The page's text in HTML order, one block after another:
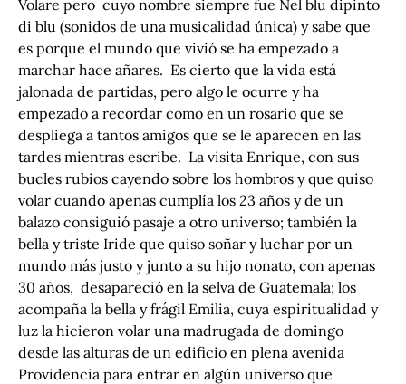
Volare pero cuyo nombre siempre fue Nel blu dipinto
di blu (sonidos de una musicalidad única) y sabe que
es porque el mundo que vivió se ha empezado a
marchar hace añares. Es cierto que la vida está
jalonada de partidas, pero algo le ocurre y ha
empezado a recordar como en un rosario que se
despliega a tantos amigos que se le aparecen en las
tardes mientras escribe. La visita Enrique, con sus
bucles rubios cayendo sobre los hombros y que quiso
volar cuando apenas cumplía los 23 años y de un
balazo consiguió pasaje a otro universo; también la
bella y triste Iride que quiso soñar y luchar por un
mundo más justo y junto a su hijo nonato, con apenas
30 años, desapareció en la selva de Guatemala; los
acompaña la bella y frágil Emilia, cuya espiritualidad y
luz la hicieron volar una madrugada de domingo
desde las alturas de un edificio en plena avenida
Providencia para entrar en algún universo que